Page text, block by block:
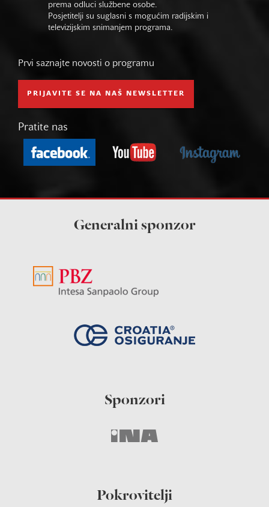
prema odluci službene osobe.
Posjetitelji su suglasni s mogućim radijskim i
televizijskim snimanjem programa.
Prvi saznajte novosti o programu
PRIJAVITE SE NA NAŠ NEWSLETTER
Pratite nas
Generalni sponzor
Sponzori
Pokrovitelji